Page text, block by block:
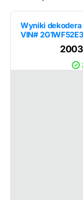
Wyniki dekodera
VIN#